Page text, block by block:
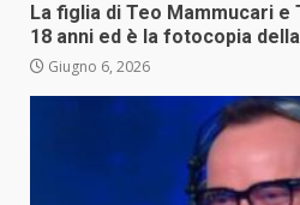
La figlia di Teo Mammucari e
18 anni ed è la fotocopia
Giugno 6, 2026